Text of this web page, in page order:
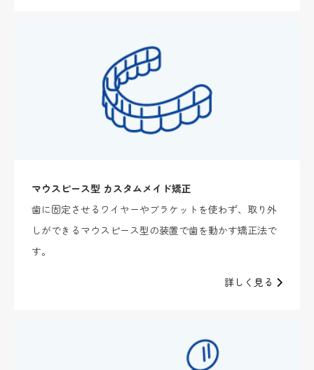
マウスピース型 カスタムメイド矯正
歯に固定させるワイヤーやブラケットを使わず、取り外
しができるマウスピース型の装置で歯を動かす矯正法で
す。
詳しく見る